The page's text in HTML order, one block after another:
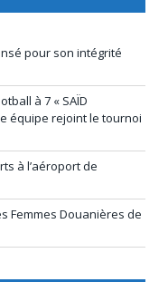
pour son intégrité
à 7 « SAÏD
équipe rejoint le tournoi
à l’aéroport de
Femmes Douanières de